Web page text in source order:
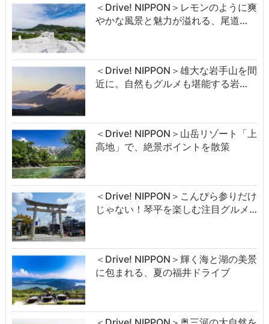
＜Drive! NIPPON＞レモンのように爽
やかな風景と魅力が溢れる、尾道…
＜Drive! NIPPON＞雄大な岩手山を間
近に。自然もグルメも堪能する岩…
＜Drive! NIPPON＞山岳リゾート「上
高地」で、絶景ポイントを散策
＜Drive! NIPPON＞こんぴら参りだけ
じゃない！琴平を楽しむ注目グルメ…
＜Drive! NIPPON＞輝く海と湖の美景
に包まれる、夏の福井ドライブ